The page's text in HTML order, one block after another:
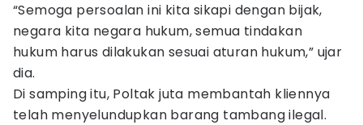
“Semoga persoalan ini kita sikapi dengan bijak,
negara kita negara hukum, semua tindakan
hukum harus dilakukan sesuai aturan hukum,” ujar
dia.
Di samping itu, Poltak juta membantah kliennya
telah menyelundupkan barang tambang ilegal.